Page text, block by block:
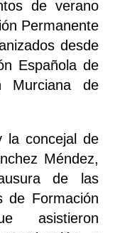
de verano
Permanente
desde
Española de
Murciana de
la concejal de
Méndez,
de las
de Formación
asistieron